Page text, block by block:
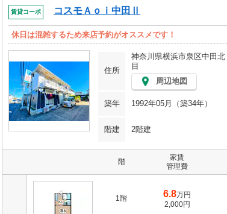
賃貸コーポ コスモＡｏｉ中田Ⅱ
休日は混雑するため来店予約がオススメです！
住所
神奈川県横浜市泉区中田北
目
周辺地図
築年 1992年05月（築34年）
階建 2階建
階
家賃
管理費
1階 6.8万円
2,000円